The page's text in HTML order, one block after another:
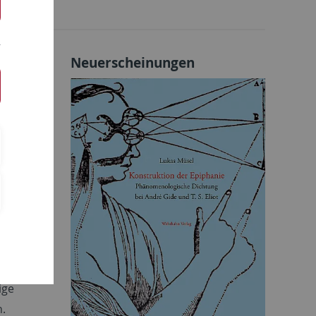
Neuerscheinungen